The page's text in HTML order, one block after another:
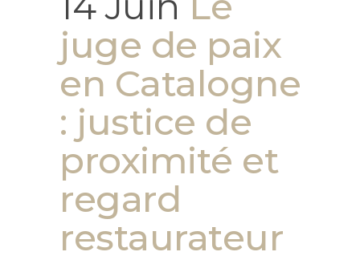
juge de paix
en Catalogne
: justice de
proximité et
regard
restaurateur